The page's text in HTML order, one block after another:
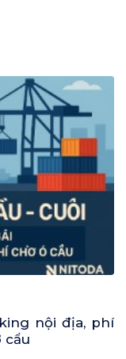
nội địa, phí
cẩu